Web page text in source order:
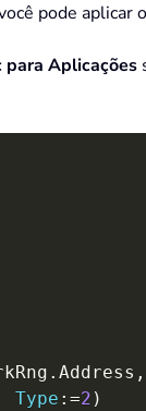
pode aplicar
para Aplicações
. Address ,
Type : =2 )